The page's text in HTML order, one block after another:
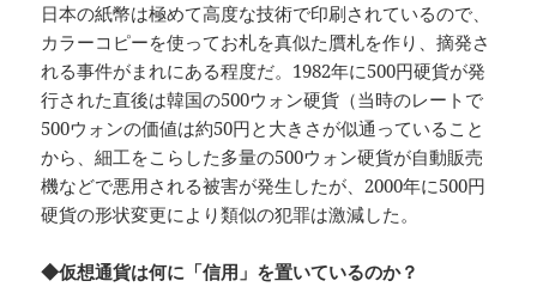
日本の紙幣は極めて高度な技術で印刷されているので、
カラーコピーを使ってお札を真似た贋札を作り、摘発さ
れる事件がまれにある程度だ。1982年に500円硬貨が発
行された直後は韓国の500ウォン硬貨（当時のレートで
500ウォンの価値は約50円と大きさが似通っていること
から、細工をこらした多量の500ウォン硬貨が自動販売
機などで悪用される被害が発生したが、2000年に500円
硬貨の形状変更により類似の犯罪は激減した。
◆仮想通貨は何に「信用」を置いているのか？